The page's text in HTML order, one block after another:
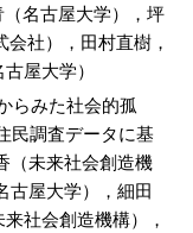
名古屋大学），坪
社），田村直樹，
屋大学）
らみた社会的孤
民調査データに基
（未来社会創造機
古屋大学），細田
社会創造機構），